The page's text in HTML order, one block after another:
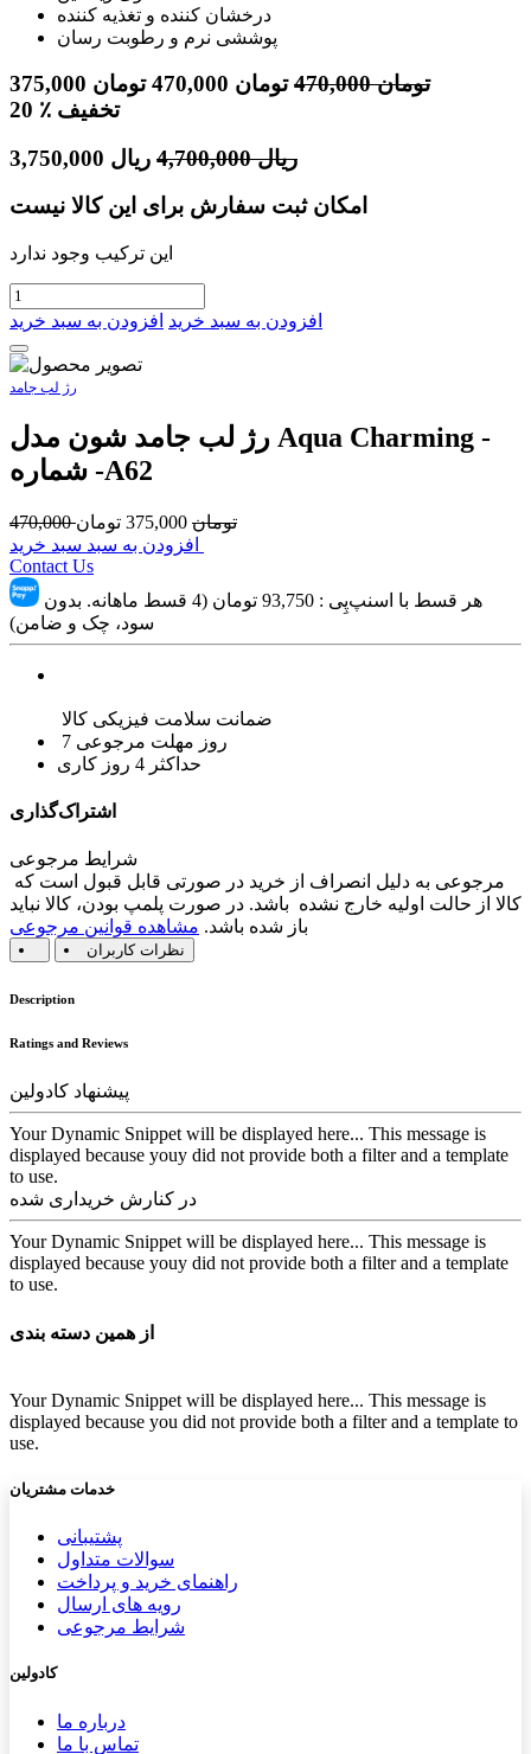
درخشان کننده و تغذیه کننده
پوششی نرم و رطوبت رسان
375,000 تومان 470,000تومان 470,000 تومان
20
٪ تخفیف
3,750,000 ریال 4,700,000 ریال
امکان ثبت سفارش برای این کالا نیست
این ترکیب وجود ندارد
افزودن به سبد خرید افزودن به سبد خرید
رژ لب جامد
رژ لب جامد شون مدل Aqua Charming -
شماره -A62
470,000 تومان 375,000 تومان
Contact Us
هر قسط با اسنپ‌پِی : 93,750
تومان (4 قسط ماهانه. بدون
سود، چک و ضامن)
ضمانت سلامت فیزیکی کالا
7 روز مهلت مرجوعی
حداکثر 4 روز کاری
اشتراک‌گذاری
شرایط مرجوعی
کالا از حالت اولیه خارج نشده باشد. در صورت پلمپ بودن، کالا نباید
باز شده باشد. مشاهده قوانین مرجوعی
نظرات کاربران
Description
Ratings and Reviews
پیشنهاد کادولین
Your Dynamic Snippet will be displayed here... This message is
displayed because youy did not provide both a filter and a template
to use.
در کنارش خریداری شده
Your Dynamic Snippet will be displayed here... This message is
displayed because youy did not provide both a filter and a template
to use.
از همین دسته بندی
Your Dynamic Snippet will be displayed here... This message is
displayed because you did not provide both a filter and a template to
use.
خدمات مشتریان
پشتیب​​انی
سوالات متداول
راهنمای خرید و پرداخت
رویه های ارسال
شرایط مرجوعی
کادولین
درباره ما
تماس با ما